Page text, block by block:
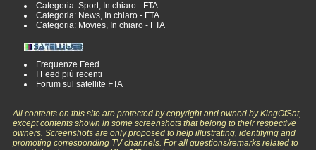
Categoria: Sport, In chiaro - FTA
Categoria: News, In chiaro - FTA
Categoria: Movies, In chiaro - FTA
Frequenze Feed
I Feed più recenti
Forum sul satellite FTA
All contents on this site are protected by copyright and owned by KingOfSat,
except contents shown in some screenshots that belong to their respective
owners. Screenshots are only proposed to help illustrating, identifying and
promoting corresponding TV channels. For all questions/remarks related to